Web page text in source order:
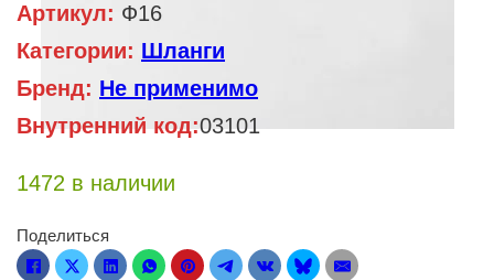
Артикул: Ф16
Категории: Шланги
Бренд: Не применимо
Внутренний код:03101
1472 в наличии
Поделиться